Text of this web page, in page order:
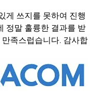
게 쓰지를 못하여 진행
정말 훌륭한 결과를 받
족스럽습니다. 감사합